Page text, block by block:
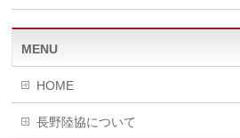
MENU
HOME
長野陸協について